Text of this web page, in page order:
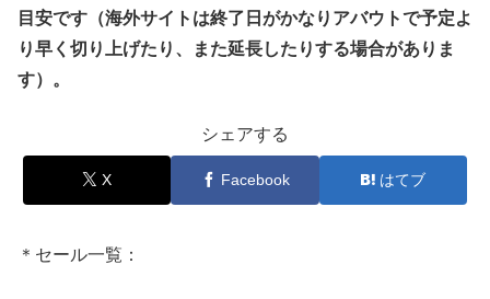
目安です（海外サイトは終了日がかなりアバウトで予定よ
り早く切り上げたり、また延長したりする場合がありま
す）。
シェアする
X Facebook はてブ
＊セール一覧：